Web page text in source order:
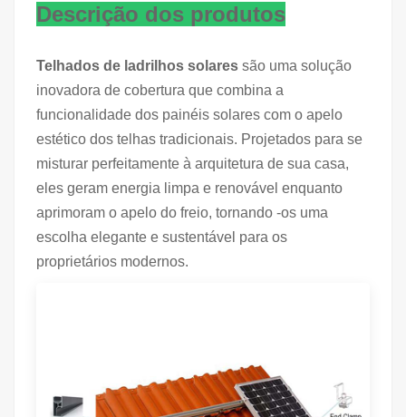
Descrição dos produtos
Telhados de ladrilhos solares são uma solução
inovadora de cobertura que combina a
funcionalidade dos painéis solares com o apelo
estético dos telhas tradicionais. Projetados para se
misturar perfeitamente à arquitetura de sua casa,
eles geram energia limpa e renovável enquanto
aprimoram o apelo do freio, tornando -os uma
escolha elegante e sustentável para os
proprietários modernos.